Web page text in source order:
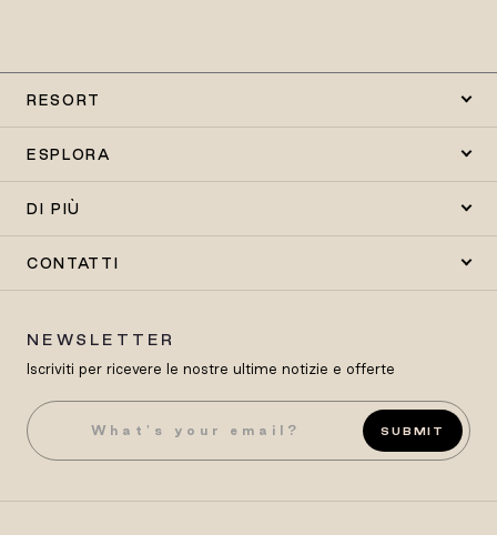
RESORT
ESPLORA
DI PIÙ
CONTATTI
NEWSLETTER
Iscriviti per ricevere le nostre ultime notizie e offerte
SUBMIT